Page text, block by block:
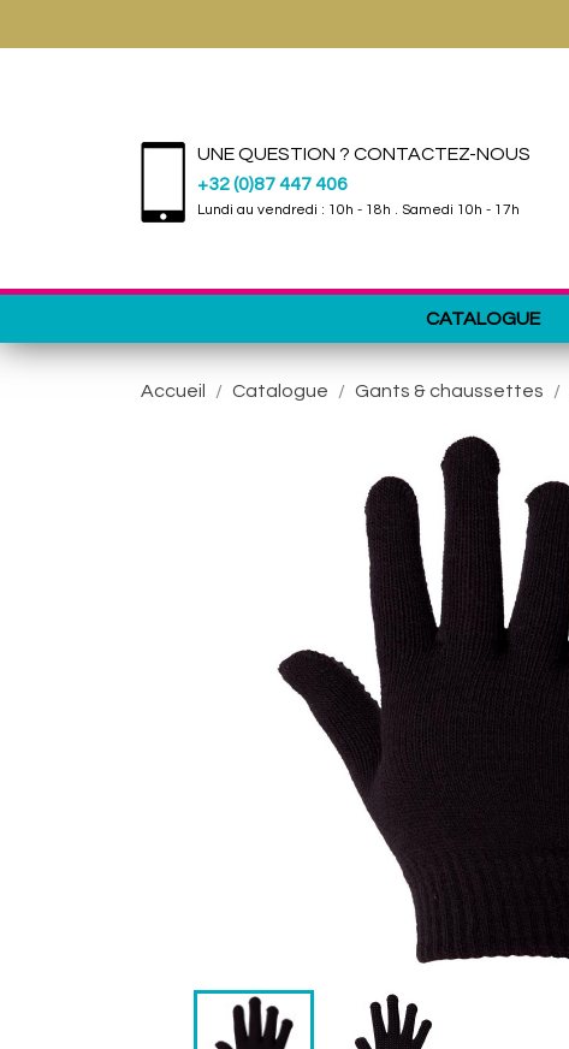
UNE QUESTION ? CONTACTEZ-NOUS
+32 (0)87 447 406
Lundi au vendredi : 10h - 18h . Samedi 10h - 17h
CATALOGUE
Accueil Catalogue Gants & chaussettes